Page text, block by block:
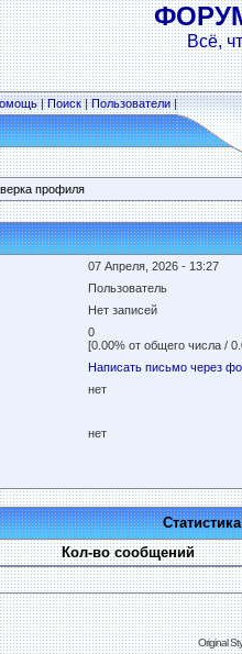
Всё,
|Поиск|Пользователи|
профиля
07 Апреля, 2026 - 13:27
Пользователь
Нет записей
0
[0.00% от общего числа /
Написать письмо через
нет
нет
Кол-во сообщений
Original